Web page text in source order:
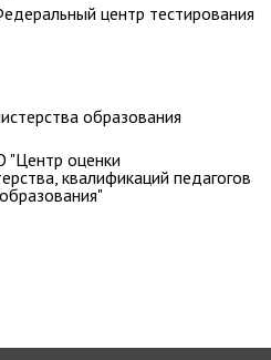
центр тестирования
образования
"Центр оценки
квалификаций педагогов